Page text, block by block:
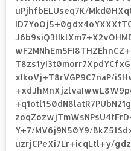
uPjhfbELUseq7K/
xIkoVj+T8rVGP9C7naP/
Y+7/MV6j9N50Y9/
uzrjCPeXi7Lr+icqLtl+y/